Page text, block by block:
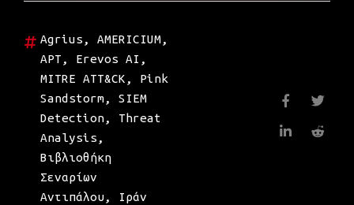
Agrius , AMERICIUM,
APT , Erevos AI ,
MITRE ATT&CK , Pink
Sandstorm, SIEM
Detection, Threat
Analysis ,
Βιβλιοθήκη
Σεναρίων
Αντιπάλου, Ιράν